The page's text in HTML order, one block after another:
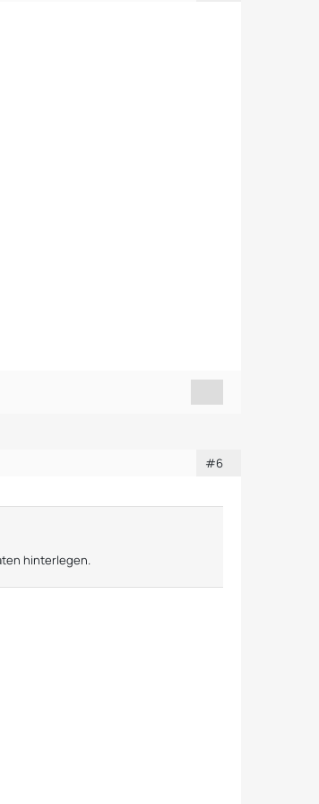
#6
hinterlegen.